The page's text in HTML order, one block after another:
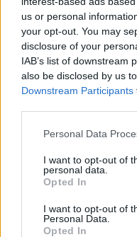
us or personal
your opt-out. You may
disclosure of your
IAB’s list of downstream
also be disclosed by us
Downstream Participants
Personal Data
I want to opt-out of
personal data.
Opted In
I want to opt-out of
Personal Data.
Opted In
Staran
1
UUTISET